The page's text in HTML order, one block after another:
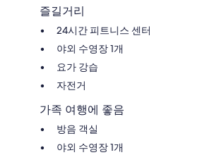
즐길거리
24시간 피트니스 센터
야외 수영장 1개
요가 강습
자전거
가족 여행에 좋음
방음 객실
야외 수영장 1개